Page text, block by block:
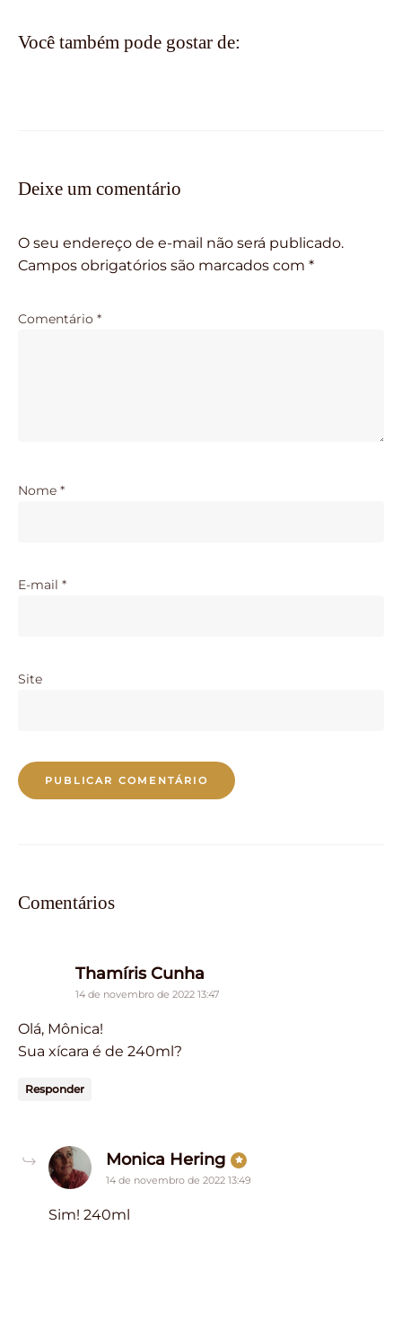
Você também pode gostar de:
Deixe um comentário
O seu endereço de e-mail não será publicado.
Campos obrigatórios são marcados com *
Comentário *
Nome *
E-mail *
Site
Comentários
Thamíris Cunha
14 de novembro de 2022 13:47
Olá, Mônica!
Sua xícara é de 240ml?
Responder
Monica Hering says:
14 de novembro de 2022 13:49
Sim! 240ml